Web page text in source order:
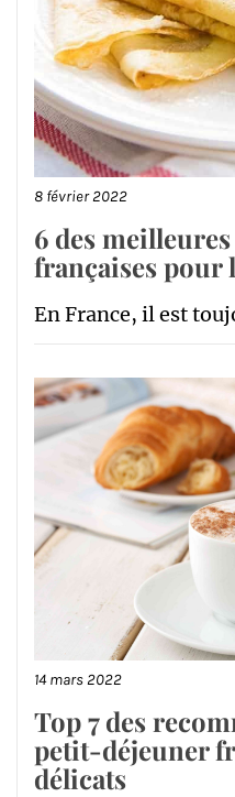
8 février 2022
6 des
françaises pour
En France, il est
14 mars 2022
Top 7 des
petit-déjeuner
délicats